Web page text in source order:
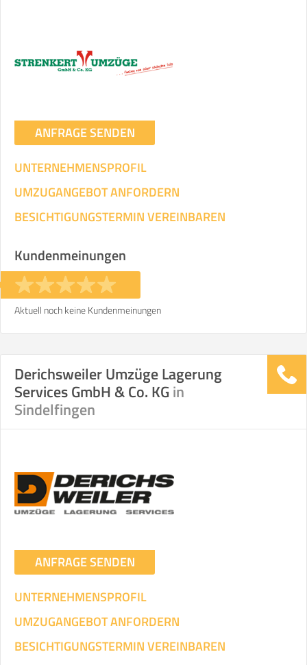
ANFRAGE SENDEN
UNTERNEHMENSPROFIL
UMZUGANGEBOT ANFORDERN
BESICHTIGUNGSTERMIN VEREINBAREN
Kundenmeinungen
Aktuell noch keine Kundenmeinungen
Derichsweiler Umzüge Lagerung
Services GmbH & Co. KGin
Sindelfingen
ANFRAGE SENDEN
UNTERNEHMENSPROFIL
UMZUGANGEBOT ANFORDERN
BESICHTIGUNGSTERMIN VEREINBAREN